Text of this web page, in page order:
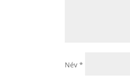
Név*